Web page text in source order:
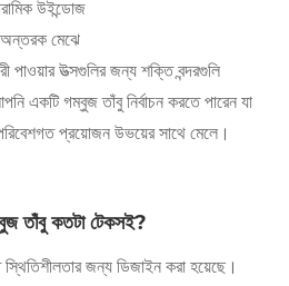
উইন্ডোজ
অন্তরক মেঝে
পাওয়ার উত্সগুলির জন্য শক্তি বন্দরগুলি
একটি গম্বুজ তাঁবু নির্বাচন করতে পারেন যা
প্রয়োজন উভয়ের সাথে মেলে।
তাঁবু কতটা টেকসই?
স্থিতিশীলতার জন্য ডিজাইন করা হয়েছে।